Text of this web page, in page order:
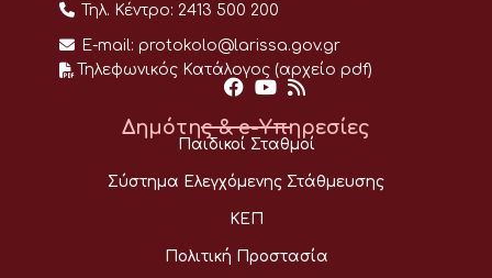
Τηλ. Κέντρο: 2413 500 200
E-mail: protokolo@larissa.gov.gr
Τηλεφωνικός Κατάλογος (αρχείο pdf)
Δημότης & e-Υπηρεσίες
Παιδικοί Σταθμοί
Σύστημα Ελεγχόμενης Στάθμευσης
ΚΕΠ
Πολιτική Προστασία